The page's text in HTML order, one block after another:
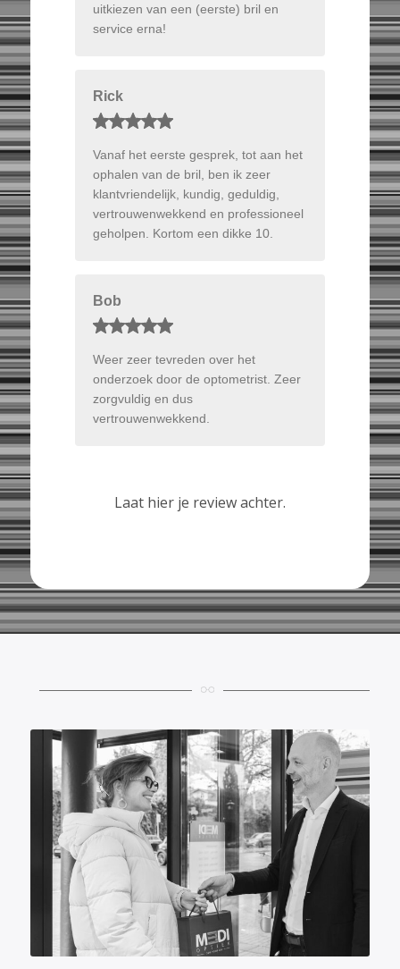
uitkiezen van een (eerste) bril en
service erna!
Rick
Vanaf het eerste gesprek, tot aan het
ophalen van de bril, ben ik zeer
klantvriendelijk, kundig, geduldig,
vertrouwenwekkend en professioneel
geholpen. Kortom een dikke 10.
Bob
Weer zeer tevreden over het
onderzoek door de optometrist. Zeer
zorgvuldig en dus
vertrouwenwekkend.
Laat hier je review achter.